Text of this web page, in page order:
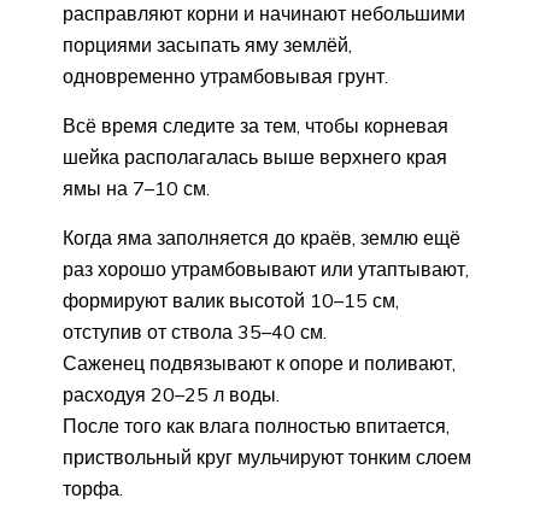
расправляют корни и начинают небольшими
порциями засыпать яму землёй,
одновременно утрамбовывая грунт.
Всё время следите за тем, чтобы корневая
шейка располагалась выше верхнего края
ямы на 7–10 см.
Когда яма заполняется до краёв, землю ещё
раз хорошо утрамбовывают или утаптывают,
формируют валик высотой 10–15 см,
отступив от ствола 35–40 см.
Саженец подвязывают к опоре и поливают,
расходуя 20–25 л воды.
После того как влага полностью впитается,
приствольный круг мульчируют тонким слоем
торфа.